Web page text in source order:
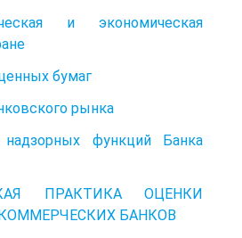
и экономическая
бумаг
рынка
функций Банка
ПРАКТИКА ОЦЕНКИ
БАНКОВ